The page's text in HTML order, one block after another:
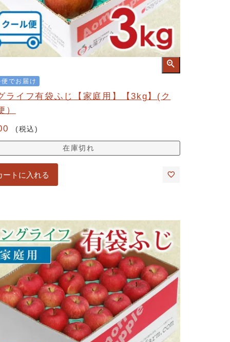
でお届け
ライフ有袋ふじ【家庭用】【3kg】(ク
）
税込
在庫切れ
ートに入れる